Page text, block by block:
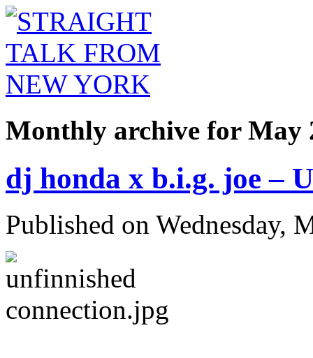
Monthly archive for May
dj honda x b.i.g. joe –
Published on Wednesday,